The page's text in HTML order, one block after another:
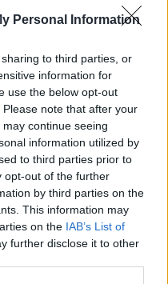
Personal Information
to third parties, or
information for
use the below opt-out
note that after your
continue seeing
information utilized by
to third parties prior to
opt-out of the further
by third parties on the
This information may
on the IAB’s List of
further disclose it to other